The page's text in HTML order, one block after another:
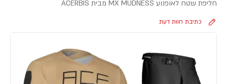
חליפת שטח לאופנוע MX MUDNESS מבית ACERBIS
כתיבת חוות דעת